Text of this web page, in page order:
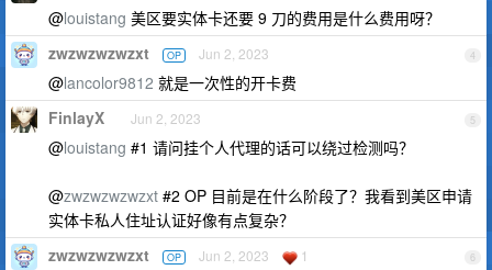
@louistang 美区要实体卡还要 9 刀的费用是什么费用呀？
4
zwzwzwzwzxt OP Jun 2, 2023
@lancolor9812 就是一次性的开卡费
5
FinlayX Jun 2, 2023
@louistang #1 请问挂个人代理的话可以绕过检测吗？
@zwzwzwzwzxt #2 OP 目前是在什么阶段了？我看到美区申请
实体卡私人住址认证好像有点复杂？
6
zwzwzwzwzxt OP Jun 2, 2023 1